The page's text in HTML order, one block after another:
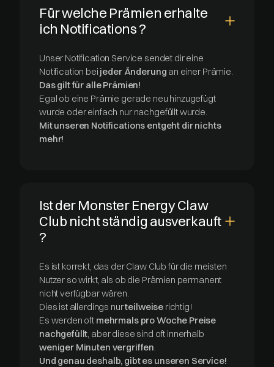
Für welche Prämien erhalte
ich Notifications ?
Unser Notification Service sendet dir eine
Notification bei jeder Änderung an einer Prämie.
Das gilt für alle Prämien!
Egal ob eine Prämie gerade neu hinzugefügt
wurde oder einfach nur nachgefüllt wurde.
Mit unseren Notifications entgeht dir nichts
mehr!
Ist der Monster Energy Claw
Club nicht ständig ausverkauft
?
Es ist korrekt, das der Claw Club für die meisten
Nutzer so wirkt, als ob die Prämien permanent
nicht verfügbar wären.
Dies ist allerdings nurteilweise richtig!
Es werden oft mehrmals pro Woche Preise
nachgefüllt , aber diese sind oft innerhalb
weniger Minuten vergriffen
Und genau deshalb, gibt es unseren Service!